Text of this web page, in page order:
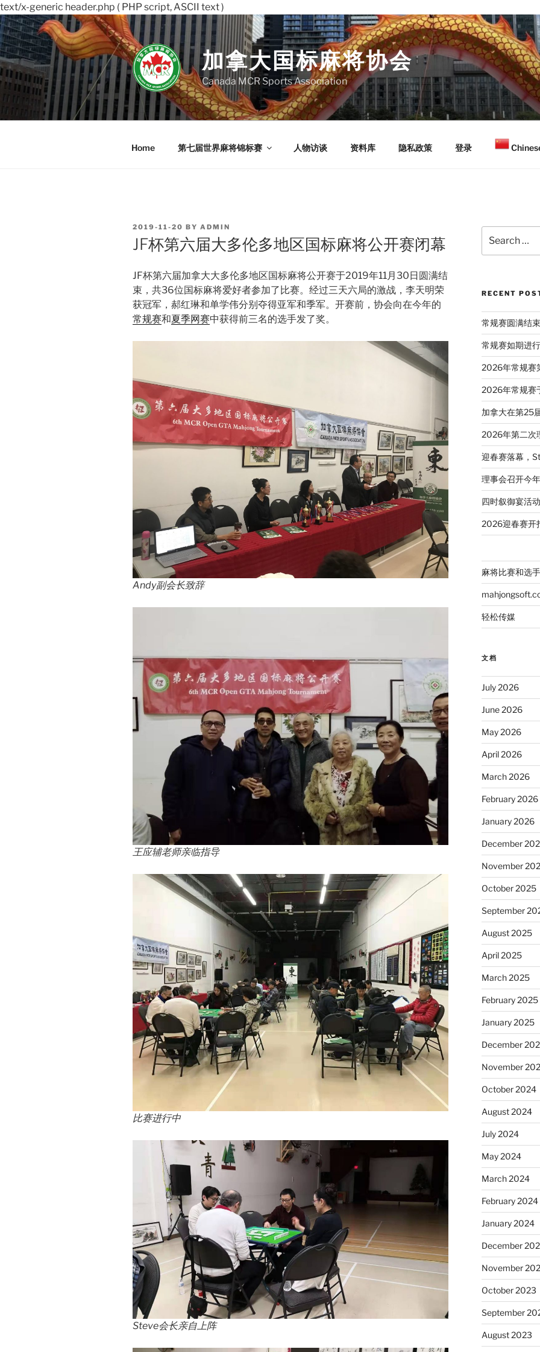
text/x-generic header.php ( PHP script, ASCII text )
Skip
to
content
加拿大国标麻将协会
Canada MCR Sports Association
Home 第七届世界麻将锦标赛 人物访谈 资料库 隐私政策 登录
POSTED
ON
2019-11-20 BY ADMIN
JF杯第六届大多伦多地区国标麻将公开赛闭幕
JF杯第六届加拿大大多伦多地区国标麻将公开赛于2019年11月30日圆满结
束，共36位国标麻将爱好者参加了比赛。经过三天六局的激战，李天明荣
获冠军，郝红琳和单学伟分别夺得亚军和季军。开赛前，协会向在今年的
常规赛和夏季网赛中获得前三名的选手发了奖。
Andy副会长致辞
王应辅老师亲临指导
比赛进行中
Steve会长亲自上阵
for:
RECENT
常规赛圆满结
常规赛如期进行
2026年常规赛
2026年常规赛
加拿大在第25
2026年第二次
迎春赛落幕，
理事会召开今
四时叙御宴活
2026迎春赛开
麻将比赛和选
轻松传媒
文档
July 2026
June 2026
May 2026
April 2026
March 2026
February 2026
January 2026
December
November
October 2025
September
August 2025
April 2025
March 2025
February 2025
January 2025
December
November
October 2024
August 2024
July 2024
May 2024
March 2024
February 2024
January 2024
December
November
October 2023
September
August 2023